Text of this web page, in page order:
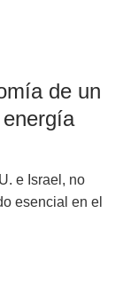
de un
e Israel, no
esencial en el